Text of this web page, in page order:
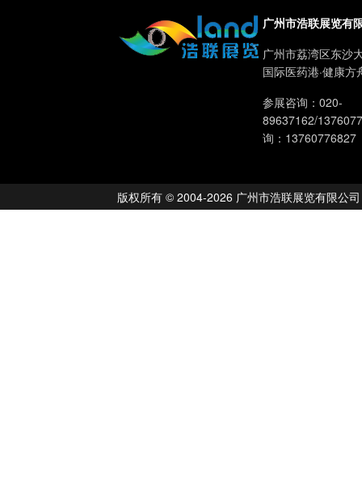
广州市浩联展览有
广州市荔湾区东沙
国际医药港·健康方
参展咨询：020-
89637162/
询：13760776827
版权所有 © 2004-2026 广州市浩联展览有限公